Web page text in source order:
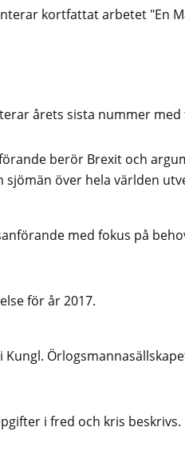
kortfattat arbetet "En
årets sista nummer
berör Brexit och
sjömän över hela världen
med fokus på
för år 2017.
i fred och kris beskrivs.